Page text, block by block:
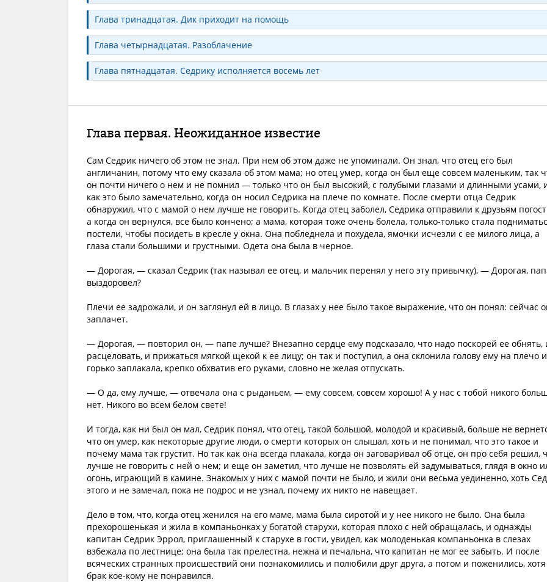
Глава тринадцатая. Дик приходит на помощь
Глава четырнадцатая. Разоблачение
Глава пятнадцатая. Седрику исполняется восемь лет
Глава первая. Неожиданное известие
Сам Седрик ничего об этом не знал. При нем об этом даже не упоминали. Он знал, что отец его был
англичанин, потому что ему сказала об этом мама; но отец умер, когда он был еще совсем маленьким, так
он почти ничего о нем и не помнил — только что он был высокий, с голубыми глазами и длинными усами,
как это было замечательно, когда он носил Седрика на плече по комнате. После смерти отца Седрик
обнаружил, что с мамой о нем лучше не говорить. Когда отец заболел, Седрика отправили к друзьям
а когда он вернулся, все было кончено; а мама, которая тоже очень болела, только-только стала
постели, чтобы посидеть в кресле у окна. Она побледнела и похудела, ямочки исчезли с ее милого лица, а
глаза стали большими и грустными. Одета она была в черное.
— Дорогая, — сказал Седрик (так называл ее отец, и мальчик перенял у него эту привычку), — Дорогая,
выздоровел?
Плечи ее задрожали, и он заглянул ей в лицо. В глазах у нее было такое выражение, что он понял: сейчас
заплачет.
— Дорогая, — повторил он, — папе лучше? Внезапно сердце ему подсказало, что надо поскорей ее обнять,
расцеловать, и прижаться мягкой щекой к ее лицу; он так и поступил, а она склонила голову ему на плечо и
горько заплакала, крепко обхватив его руками, словно не желая отпускать.
— О да, ему лучше, — отвечала она с рыданьем, — ему совсем, совсем хорошо! А у нас с тобой никого
нет. Никого во всем белом свете!
И тогда, как ни был он мал, Седрик понял, что отец, такой большой, молодой и красивый, больше не
что он умер, как некоторые другие люди, о смерти которых он слышал, хоть и не понимал, что это такое и
почему мама так грустит. Но так как она всегда плакала, когда он заговаривал об отце, он про себя решил,
лучше не говорить с ней о нем; и еще он заметил, что лучше не позволять ей задумываться, глядя в окно
огонь, играющий в камине. Знакомых у них с мамой почти не было, и жили они весьма уединенно, хоть
этого и не замечал, пока не подрос и не узнал, почему их никто не навещает.
Дело в том, что, когда отец женился на его маме, мама была сиротой и у нее никого не было. Она была
прехорошенькая и жила в компаньонках у богатой старухи, которая плохо с ней обращалась, и однажды
капитан Седрик Эррол, приглашенный к старухе в гости, увидел, как молоденькая компаньонка в слезах
взбежала по лестнице; она была так прелестна, нежна и печальна, что капитан не мог ее забыть. И после
всяческих странных происшествий они познакомились и полюбили друг друга, а потом и поженились,
брак кое-кому не понравился.